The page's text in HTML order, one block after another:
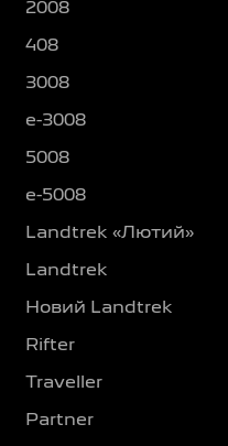
2008
408
3008
e-3008
5008
e-5008
Landtrek «Лютий»
Landtrek
Новий Landtrek
Rifter
Traveller
Partner